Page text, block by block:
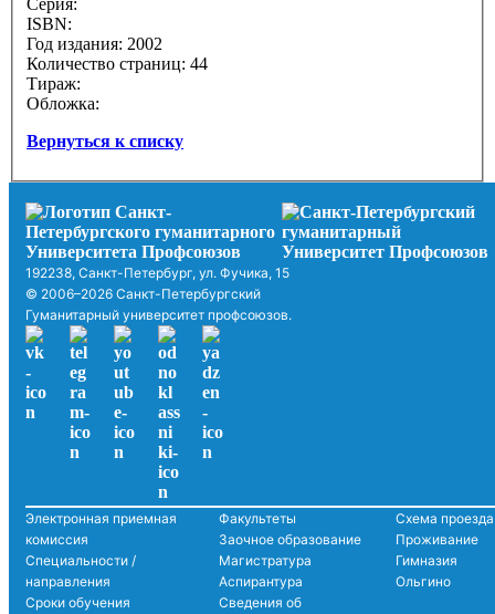
Серия:
ISBN:
Год издания: 2002
Количество страниц: 44
Тираж:
Обложка:
Вернуться к списку
192238, Санкт-Петербург, ул. Фучика, 15
© 2006–2026 Санкт-Петербургский
Гуманитарный университет профсоюзов.
Электронная приемная
комиссия
Специальности /
направления
Сроки обучения
Факультеты
Заочное образование
Магистратура
Аспирантура
Сведения об
Схема проезда
Проживание
Гимназия
Ольгино